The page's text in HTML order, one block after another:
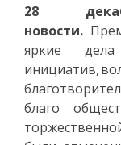
28
новости.
яркие
инициатив,
благо